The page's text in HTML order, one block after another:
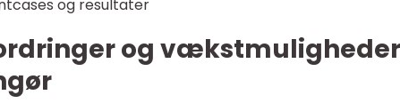
og resultater
og vækstmuligheder